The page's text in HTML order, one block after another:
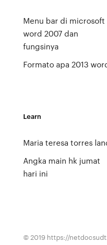
Menu bar di microsoft
word 2007 dan
fungsinya
Formato apa 2013
Learn
Maria teresa torres
Angka main hk jumat
hari ini
© 2019 https://